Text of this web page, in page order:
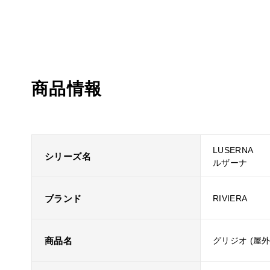
商品情報
シリーズ名
LUSERNA
ルザーナ
ブランド RIVIERA
商品名 グリジオ (屋